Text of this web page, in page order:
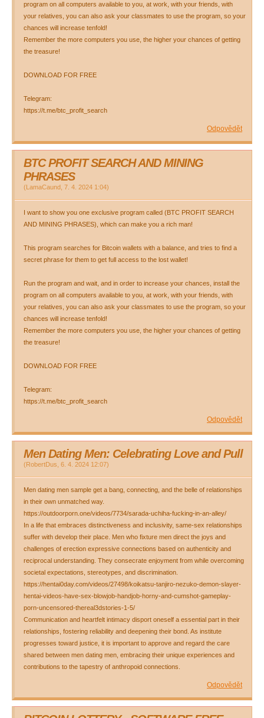
program on all computers available to you, at work, with your friends, with
your relatives, you can also ask your classmates to use the program, so your
chances will increase tenfold!
Remember the more computers you use, the higher your chances of getting
the treasure!
DOWNLOAD FOR FREE
Telegram:
https://t.me/btc_profit_search
Odpovědět
BTC PROFIT SEARCH AND MINING
PHRASES
(LamaCaund 7. 4. 2024 1:04)
I want to show you one exclusive program called (BTC PROFIT SEARCH
AND MINING PHRASES), which can make you a rich man!
This program searches for Bitcoin wallets with a balance, and tries to find a
secret phrase for them to get full access to the lost wallet!
Run the program and wait, and in order to increase your chances, install the
program on all computers available to you, at work, with your friends, with
your relatives, you can also ask your classmates to use the program, so your
chances will increase tenfold!
Remember the more computers you use, the higher your chances of getting
the treasure!
DOWNLOAD FOR FREE
Telegram:
https://t.me/btc_profit_search
Odpovědět
Men Dating Men: Celebrating Love and Pull
(RobertDus 6. 4. 2024 12:07)
Men dating men sample get a bang, connecting, and the belle of relationships
in their own unmatched way.
https://outdoorporn.one/videos/7734/sarada-uchiha-fucking-in-an-alley/
In a life that embraces distinctiveness and inclusivity, same-sex relationships
suffer with develop their place. Men who fixture men direct the joys and
challenges of erection expressive connections based on authenticity and
reciprocal understanding. They consecrate enjoyment from while overcoming
societal expectations, stereotypes, and discrimination.
https://hentai0day.com/videos/27498/koikatsu-tanjiro-nezuko-demon-slayer-
hentai-videos-have-sex-blowjob-handjob-horny-and-cumshot-gameplay-
porn-uncensored-thereal3dstories-1-5/
Communication and heartfelt intimacy disport oneself a essential part in their
relationships, fostering reliability and deepening their bond. As institute
progresses toward justice, it is important to approve and regard the care
shared between men dating men, embracing their unique experiences and
contributions to the tapestry of anthropoid connections.
Odpovědět